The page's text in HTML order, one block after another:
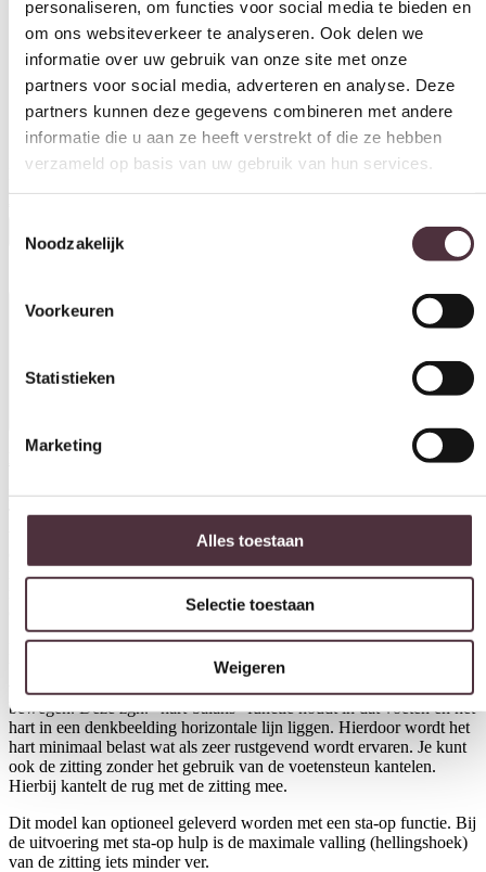
om ons websiteverkeer te analyseren. Ook delen we
informatie over uw gebruik van onze site met onze
partners voor social media, adverteren en analyse. Deze
partners kunnen deze gegevens combineren met andere
informatie die u aan ze heeft verstrekt of die ze hebben
verzameld op basis van uw gebruik van hun services.
Toestemmingsselectie
Alles toestaan
Selectie toestaan
Weigeren
Relaxfauteuil Twice PRO TW045N
Productinformatie
Download hier de productspecificaties
Model PRO TW045N uit de Twice relaxfauteuil collectie van De
Toekomst. De fauteuils van De Toekomst worden ambachtelijk
vervaardigd in Nederland met een sterk accent op ergonomie,
model naar wens samen. Met keuze uit vele mogelijkheden in
ontwerp jij zelf jouw ideale Twice PRO TW045N.
Een Twice relaxfauteuil wordt standaard geleverd met elektrische
bediening d.m.v. drie motoren; één voor de rugleuning, één voor de
voetklep en één om de zitting en voetklep in “hart-balans” stand te
bewegen. Deze zgn. “hart-balans” functie houdt in dat voeten en het
hart in een denkbeelding horizontale lijn liggen. Hierdoor wordt het
hart minimaal belast wat als zeer rustgevend wordt ervaren. Je kunt
ook de zitting zonder het gebruik van de voetensteun kantelen.
Hierbij kantelt de rug met de zitting mee.
Dit model kan optioneel geleverd worden met een sta-op functie. Bij
de uitvoering met sta-op hulp is de maximale valling (hellingshoek)
van de zitting iets minder ver.